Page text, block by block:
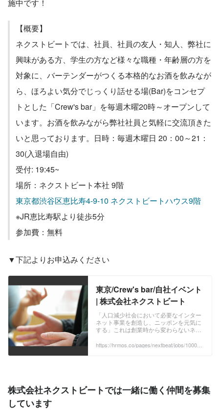
施中です！
【概要】
ネクストビートでは、社員、社員の友人・知人、弊社に
興味がある方、学生の方など様々な職種・年齢層の方を
対象に、バーテンダーがつくる本格的なお酒を飲みなが
ら、ほろよい気分でじっくり話せる場(Bar)をコンセプ
トとした「Crew's bar」を毎週木曜20時～オープンして
います。お酒を飲みながら弊社社員と気軽に交流頂きた
いと思っております。日時：毎週木曜日 20：00～21：
30(入退場自由)
受付: 19:45~
場所：ネクストビート本社 9階
東京都渋谷区恵比寿4-9-10 ネクストビートハウス9階
※JR恵比寿駅より徒歩5分
参加費：無料
▼下記よりお申込みください
東京/Crew's bar/自社イベント
| 株式会社ネクストビート
「人口減少社会において必要なインター
ネット事業を創造し、ニッポンを元気に
する」これは創業時から変わらないネク
化、過疎化など、日本の課題を前に、取
https://hrmos.co/pages/nextbeat/jobs/100000
株式会社ネクストビートでは一緒に働く仲間を募集
しています